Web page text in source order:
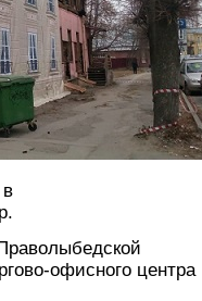
офисного центра